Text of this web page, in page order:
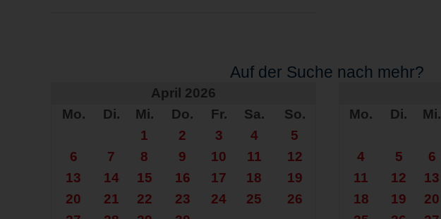
Auf der Suche nach mehr?
April 2026
Mo.
Di. Mi. Do. Fr. Sa.
So.
1
2 3 4
5
6
7 8 9 10 11
12
13
14 15 16 17 18
19
20
21 22 23 24 25
26
Mo.
Di. Mi.
4
5 6
11
12 13
18
19 20